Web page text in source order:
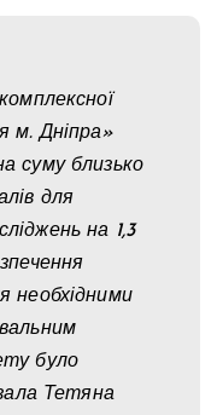
м. Дніпра»
суму близько
для
на 1,3
необхідними
було
Тетяна